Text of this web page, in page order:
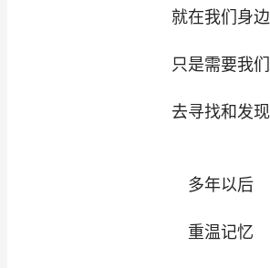
就在我们身边
只是需要我们
去寻找和发现
多年以后
重温记忆